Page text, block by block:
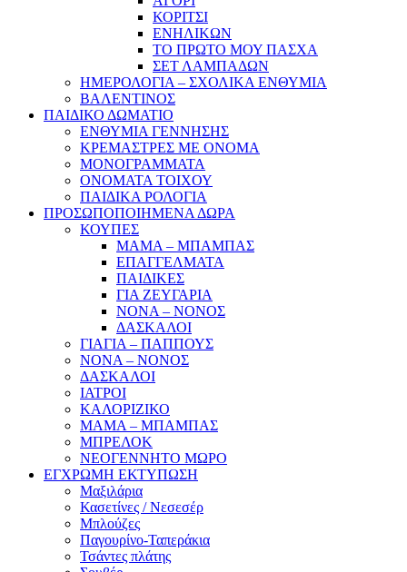
ΚΟΡΙΤΣΙ
ΕΝΗΛΙΚΩΝ
ΤΟ ΠΡΩΤΟ ΜΟΥ ΠΑΣΧΑ
ΣΕΤ ΛΑΜΠΑΔΩΝ
ΗΜΕΡΟΛΟΓΙΑ – ΣΧΟΛΙΚΑ ΕΝΘΥΜΙΑ
ΒΑΛΕΝΤΙΝΟΣ
ΠΑΙΔΙΚΟ ΔΩΜΑΤΙΟ
ΕΝΘΥΜΙΑ ΓΕΝΝΗΣΗΣ
ΚΡΕΜΑΣΤΡΕΣ ΜΕ ΟΝΟΜΑ
ΜΟΝΟΓΡΑΜΜΑΤΑ
ΟΝΟΜΑΤΑ ΤΟΙΧΟΥ
ΠΑΙΔΙΚΑ ΡΟΛΟΓΙΑ
ΠΡΟΣΩΠΟΠΟΙΗΜΕΝΑ ΔΩΡΑ
ΚΟΥΠΕΣ
ΜΑΜΑ – ΜΠΑΜΠΑΣ
ΕΠΑΓΓΕΛΜΑΤΑ
ΠΑΙΔΙΚΕΣ
ΓΙΑ ΖΕΥΓΑΡΙΑ
ΝΟΝΑ – ΝΟΝΟΣ
ΔΑΣΚΑΛΟΙ
ΓΙΑΓΙΑ – ΠΑΠΠΟΥΣ
ΝΟΝΑ – ΝΟΝΟΣ
ΔΑΣΚΑΛΟΙ
ΙΑΤΡΟΙ
ΚΑΛΟΡΙΖΙΚΟ
ΜΑΜΑ – ΜΠΑΜΠΑΣ
ΜΠΡΕΛΟΚ
ΝΕΟΓΕΝΝΗΤΟ ΜΩΡΟ
ΕΓΧΡΩΜΗ ΕΚΤΥΠΩΣΗ
Μαξιλάρια
Κασετίνες / Νεσεσέρ
Μπλούζες
Παγουρίνο-Ταπεράκια
Τσάντες πλάτης